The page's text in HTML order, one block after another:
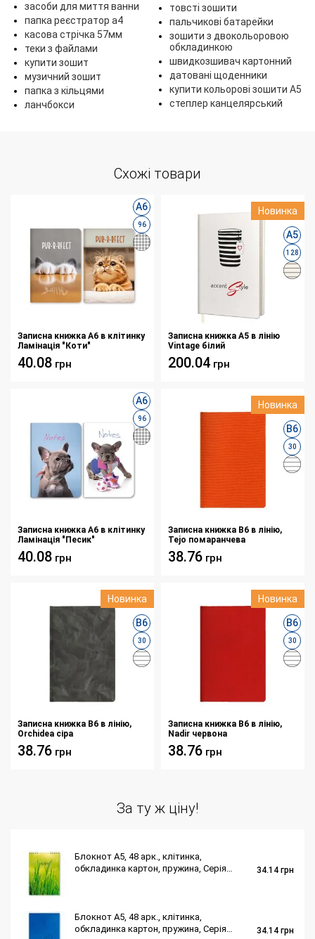
засоби для миття ванни
папка реєстратор а4
касова стрічка 57мм
теки з файлами
купити зошит
музичний зошит
папка з кільцями
ланчбокси
товсті зошити
пальчикові батарейки
зошити з двокольоровою
обкладинкою
швидкозшивач картонний
датовані щоденники
купити кольорові зошити А5
степлер канцелярський
Схожі товари
А6
96
Записна книжка А6 в клітинку
Ламінація "Коти"
40.08 грн
Новинка
А5
128
Записна книжка А5 в лінію
Vintage білий
200.04 грн
А6
96
Записна книжка А6 в клітинку
Ламінація "Песик"
40.08 грн
Новинка
B6
30
Записна книжка В6 в лінію,
Tejo помаранчева
38.76 грн
Новинка
B6
30
Записна книжка В6 в лінію,
Orchidea сіра
38.76 грн
Новинка
B6
30
Записна книжка В6 в лінію,
Nadir червона
38.76 грн
За ту ж ціну!
Блокнот A5, 48 арк., клітинка,
обкладинка картон, пружина, Серія
34.14 грн
Блокнот A5, 48 арк., клітинка,
обкладинка картон, пружина, Серія
34.14 грн